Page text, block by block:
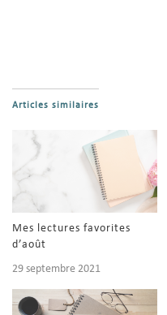
Articles similaires
Mes lectures favorites
d’août
29 septembre 2021